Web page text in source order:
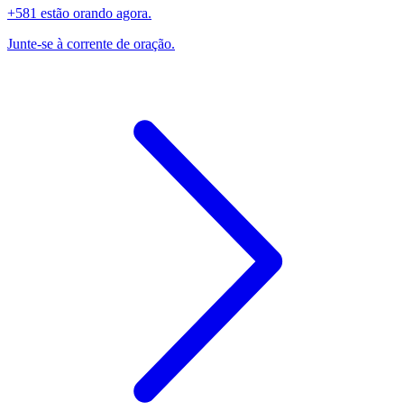
+581 estão orando agora.
Junte-se à corrente de oração.